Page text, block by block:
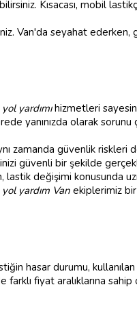
Kısacası, mobil
Van'da seyahat ederken,
yardımıhizmetleri
yanınızda olarak sorunu
zamanda güvenlik riskleri
güvenli bir şekilde
lastik değişimi konusunda
yol yardım Van ekiplerimiz
hasar durumu,
fiyat aralıklarına sahip